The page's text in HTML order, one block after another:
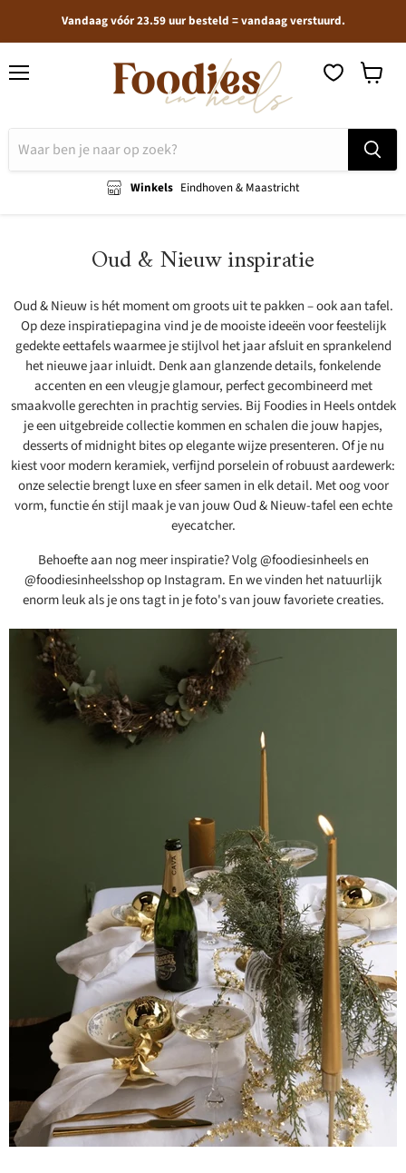
Vandaag vóór 23.59 uur besteld = vandaag verstuurd.
Winkels Eindhoven & Maastricht
Oud & Nieuw inspiratie
Oud & Nieuw is hét moment om groots uit te pakken – ook aan tafel.
Op deze inspiratiepagina vind je de mooiste ideeën voor feestelijk
gedekte eettafels waarmee je stijlvol het jaar afsluit en sprankelend
het nieuwe jaar inluidt. Denk aan glanzende details, fonkelende
accenten en een vleugje glamour, perfect gecombineerd met
smaakvolle gerechten in prachtig servies. Bij Foodies in Heels ontdek
je een uitgebreide collectie kommen en schalen die jouw hapjes,
desserts of midnight bites op elegante wijze presenteren. Of je nu
kiest voor modern keramiek, verfijnd porselein of robuust aardewerk:
onze selectie brengt luxe en sfeer samen in elk detail. Met oog voor
vorm, functie én stijl maak je van jouw Oud & Nieuw-tafel een echte
eyecatcher.
Behoefte aan nog meer inspiratie? Volg @foodiesinheels en
@foodiesinheelsshop op Instagram. En we vinden het natuurlijk
enorm leuk als je ons tagt in je foto's van jouw favoriete creaties.